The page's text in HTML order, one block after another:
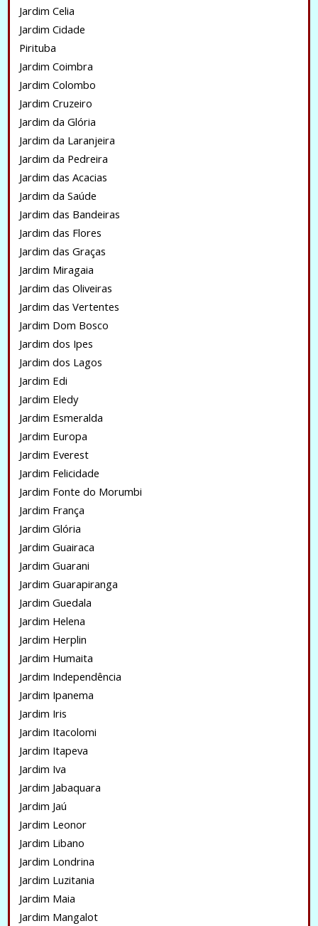
Jardim Celia
Jardim Cidade
Pirituba
Jardim Coimbra
Jardim Colombo
Jardim Cruzeiro
Jardim da Glória
Jardim da Laranjeira
Jardim da Pedreira
Jardim das Acacias
Jardim da Saúde
Jardim das Bandeiras
Jardim das Flores
Jardim das Graças
Jardim Miragaia
Jardim das Oliveiras
Jardim das Vertentes
Jardim Dom Bosco
Jardim dos Ipes
Jardim dos Lagos
Jardim Edi
Jardim Eledy
Jardim Esmeralda
Jardim Europa
Jardim Everest
Jardim Felicidade
Jardim Fonte do Morumbi
Jardim França
Jardim Glória
Jardim Guairaca
Jardim Guarani
Jardim Guarapiranga
Jardim Guedala
Jardim Helena
Jardim Herplin
Jardim Humaita
Jardim Independência
Jardim Ipanema
Jardim Iris
Jardim Itacolomi
Jardim Itapeva
Jardim Iva
Jardim Jabaquara
Jardim Jaú
Jardim Leonor
Jardim Libano
Jardim Londrina
Jardim Luzitania
Jardim Maia
Jardim Mangalot